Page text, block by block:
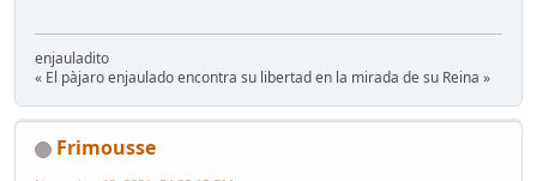
enjauladito
« El pàjaro enjaulado encontra su libertad en la mirada de su Reina »
Frimousse